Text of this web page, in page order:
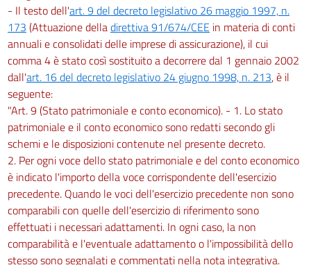
- Il testo dell'art. 9 del decreto legislativo 26 maggio 1997, n.
173 (Attuazione delladirettiva 91/674/CEE in materia di conti
annuali e consolidati delle imprese di assicurazione), il cui
comma 4 è stato così sostituito a decorrere dal 1 gennaio 2002
dall'art. 16 del decreto legislativo 24 giugno 1998, n. 213, è il
seguente:
"Art. 9 (Stato patrimoniale e conto economico). - 1. Lo stato
patrimoniale e il conto economico sono redatti secondo gli
schemi e le disposizioni contenute nel presente decreto.
2. Per ogni voce dello stato patrimoniale e del conto economico
è indicato l'importo della voce corrispondente dell'esercizio
precedente. Quando le voci dell'esercizio precedente non sono
comparabili con quelle dell'esercizio di riferimento sono
effettuati i necessari adattamenti. In ogni caso, la non
comparabilità e l'eventuale adattamento o l'impossibilità dello
stesso sono segnalati e commentati nella nota integrativa.